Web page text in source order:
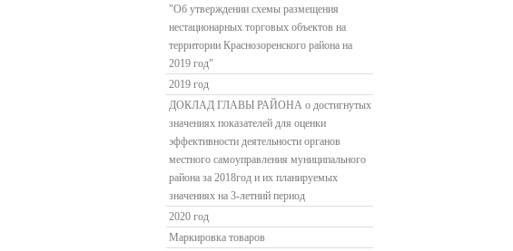
"Об утверждении схемы размещения
нестационарных торговых объектов на
территории Краснозоренского района на
2019 год"
2019 год
ДОКЛАД ГЛАВЫ РАЙОНА о достигнутых
значениях показателей для оценки
эффективности деятельности органов
местного самоуправления муниципального
района за 2018год и их планируемых
значениях на 3-летний период
2020 год
Маркировка товаров